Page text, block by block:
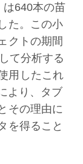
は640本の苗
た。この小
クトの期間
て分析する
用したこれ
より、タブ
その理由に
を得ること